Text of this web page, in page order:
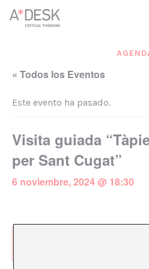
crees también en A*DESK
seguir adelante. Ahora puedes
apoyarlo.
« Todos los Eventos
Este evento ha pasado.
Visita guiada
per Sant Cugat”
6 noviembre, 2024 @ 18:30